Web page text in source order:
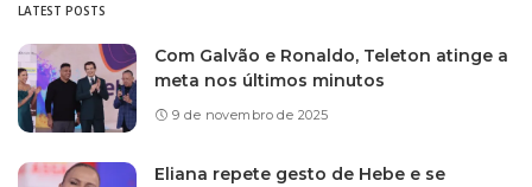
LATEST POSTS
Com Galvão e Ronaldo, Teleton atinge a
meta nos últimos minutos
9 de novembro de 2025
Eliana repete gesto de Hebe e se